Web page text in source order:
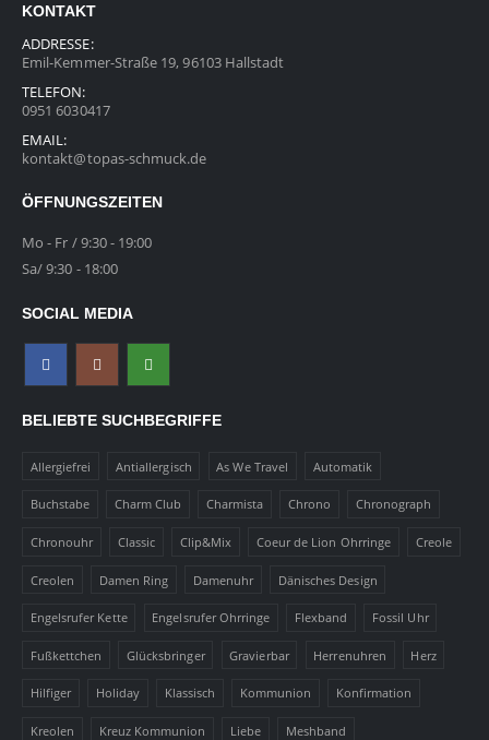
KONTAKT
ADDRESSE:
Emil-Kemmer-Straße 19, 96103 Hallstadt
TELEFON:
0951 6030417
EMAIL:
kontakt@topas-schmuck.de
ÖFFNUNGSZEITEN
Mo - Fr / 9:30 - 19:00
Sa/ 9:30 - 18:00
SOCIAL MEDIA
BELIEBTE SUCHBEGRIFFE
Allergiefrei Antiallergisch As We Travel Automatik
Buchstabe Charm Club Charmista Chrono Chronograph
Chronouhr Classic Clip&Mix Coeur de Lion Ohrringe Creole
Creolen Damen Ring Damenuhr Dänisches Design
Engelsrufer Kette Engelsrufer Ohrringe Flexband Fossil Uhr
Fußkettchen Glücksbringer Gravierbar Herrenuhren Herz
Hilfiger Holiday Klassisch Kommunion Konfirmation
Kreolen Kreuz Kommunion Liebe Meshband